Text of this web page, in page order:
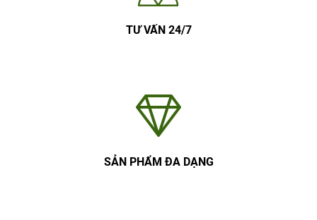
TƯ VẤN 24/7
SẢN PHẨM ĐA DẠNG